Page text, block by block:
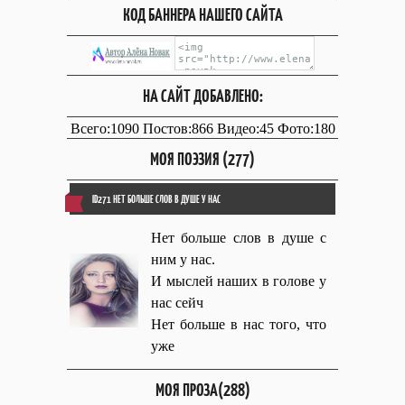
КОД БАННЕРА НАШЕГО САЙТА
НА САЙТ ДОБАВЛЕНО:
Всего:1090 Постов:866 Видео:45 Фото:180
МОЯ ПОЭЗИЯ (277)
ID271 НЕТ БОЛЬШЕ СЛОВ В ДУШЕ У НАС
Нет больше слов в душе с
ним у нас.
И мыслей наших в голове у
нас сейч
Нет больше в нас того, что
уже
МОЯ ПРОЗА(288)